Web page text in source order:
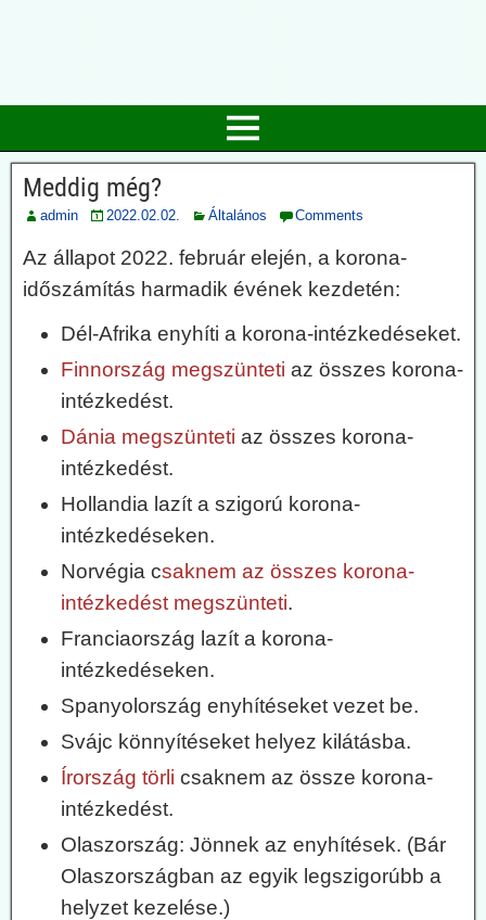
Meddig még?
admin 2022.02.02. Általános Comments
Az állapot 2022. február elején, a korona-
időszámítás harmadik évének kezdetén:
Dél-Afrika enyhíti a korona-intézkedéseket.
Finnország megszünteti az összes korona-
intézkedést.
Dánia megszünteti az összes korona-
intézkedést.
Hollandia lazít a szigorú korona-
intézkedéseken.
Norvégia csaknem az összes korona-
intézkedést megszünteti.
Franciaország lazít a korona-
intézkedéseken.
Spanyolország enyhítéseket vezet be.
Svájc könnyítéseket helyez kilátásba.
Írország törli csaknem az össze korona-
intézkedést.
Olaszország: Jönnek az enyhítések. (Bár
Olaszországban az egyik legszigorúbb a
helyzet kezelése.)